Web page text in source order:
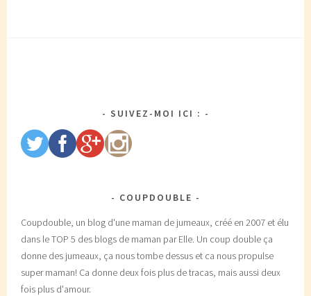
SUIVEZ-MOI ICI :
COUPDOUBLE
Coupdouble, un blog d'une maman de jumeaux, créé en 2007 et élu
dans le TOP 5 des blogs de maman par Elle. Un coup double ça
donne des jumeaux, ça nous tombe dessus et ca nous propulse
super maman! Ca donne deux fois plus de tracas, mais aussi deux
fois plus d'amour.